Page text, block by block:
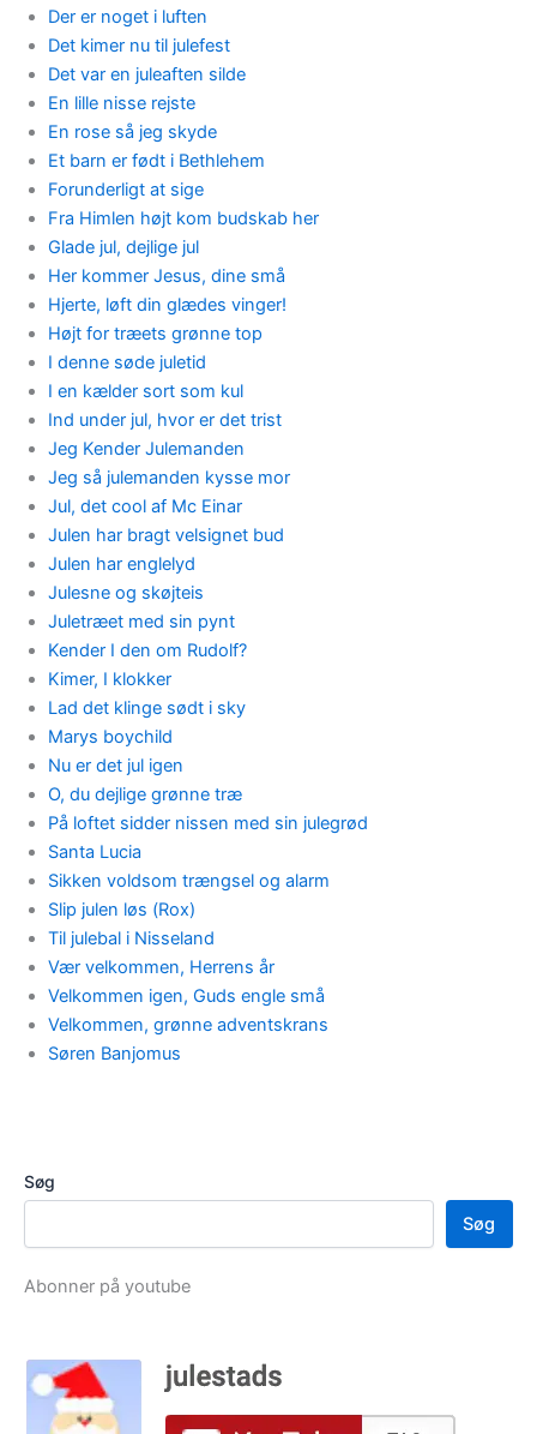
Der er noget i luften
Det kimer nu til julefest
Det var en juleaften silde
En lille nisse rejste
En rose så jeg skyde
Et barn er født i Bethlehem
Forunderligt at sige
Fra Himlen højt kom budskab her
Glade jul, dejlige jul
Her kommer Jesus, dine små
Hjerte, løft din glædes vinger!
Højt for træets grønne top
I denne søde juletid
I en kælder sort som kul
Ind under jul, hvor er det trist
Jeg Kender Julemanden
Jeg så julemanden kysse mor
Jul, det cool af Mc Einar
Julen har bragt velsignet bud
Julen har englelyd
Julesne og skøjteis
Juletræet med sin pynt
Kender I den om Rudolf?
Kimer, I klokker
Lad det klinge sødt i sky
Marys boychild
Nu er det jul igen
O, du dejlige grønne træ
På loftet sidder nissen med sin julegrød
Santa Lucia
Sikken voldsom trængsel og alarm
Slip julen løs (Rox)
Til julebal i Nisseland
Vær velkommen, Herrens år
Velkommen igen, Guds engle små
Velkommen, grønne adventskrans
Søren Banjomus
Søg
Søg
Abonner på youtube